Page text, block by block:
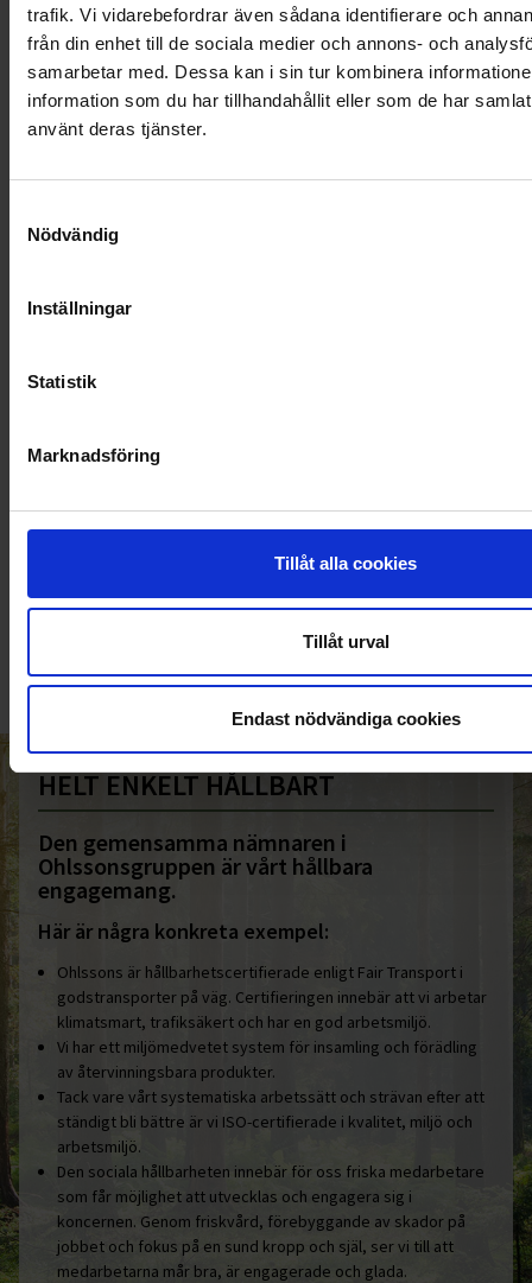
trafik. Vi vidarebefordrar även sådana identifierare och
från din enhet till de sociala medier och annons- och
samarbetar med. Dessa kan i sin tur kombinera
information som du har tillhandahållit eller som de har
använt deras tjänster.
Nödvändig
Inställningar
Statistik
Marknadsföring
Tillåt alla cookies
Tillåt urval
Endast nödvändiga cookies
RENHÅLLNING
SAMARBETEN
010-45 00 200​
HELT ENKELT HÅLLBART
Den gemensamma nämnaren i
Ohlssonsgruppen är vårt hållbara
engagemang.
Här är några konkreta exempel:
Ohlssons är hållbarhetscertifierade enligt Fair Transport i
godstransporter på väg. Certifieringen innebär att vi arbetar
klimatsmart, trafiksäkert och har en god arbetsmiljö.
Vi har ett miljömedvetet system för insamling och förädling
av återvinningsbara produkter.
Tack vare vårt systematiska arbetssätt och strävan efter att
ständigt bli bättre är vi ISO-certifierade i kvalitet, miljö och
arbetsmiljö.
Den sociala hållbarheten innebär för oss friska medarbetare
som får möjlighet att utvecklas och engagera sig i
koncernen. Genom friskvård, förebyggande av skador på
jobbet och fokus på en sund kropp och själ, ser vi till att
medarbetarna mår bra, är engagerade och glada.